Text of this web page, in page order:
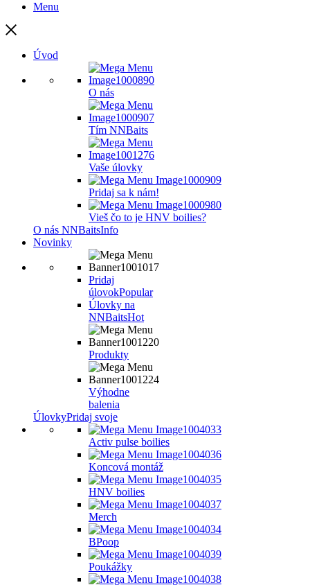
Menu
Úvod
O nás
Tím NNBaits
Vaše úlovky
Pridaj sa k nám!
Vieš čo to je HNV boilies?
O nás NNBaitsInfo
Novinky
Pridaj
úlovokPopular
Úlovky na
NNBaitsHot
Produkty
Výhodne
balenia
ÚlovkyPridaj svoje
Activ pulse boilies
Koncová montáž
HNV boilies
Merch
BPoop
Poukážky